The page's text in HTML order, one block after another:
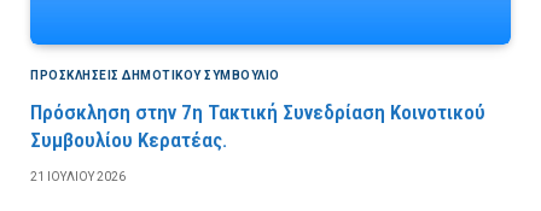
ΠΡΟΣΚΛΉΣΕΙΣ ΔΗΜΟΤΙΚΟΎ ΣΥΜΒΟΎΛΙΟ
Πρόσκληση στην 7η Τακτική Συνεδρίαση Κοινοτικού
Συμβουλίου Κερατέας.
21 ΙΟΥΛΊΟΥ 2026